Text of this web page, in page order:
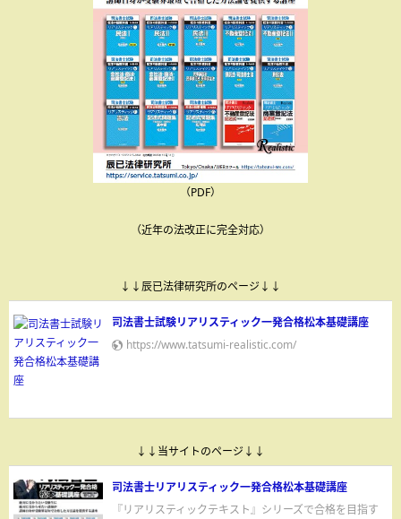
（PDF）
（近年の法改正に完全対応）
↓↓辰已法律研究所のページ↓↓
司法書士試験リアリスティック一発合格松本基礎講座
https://www.tatsumi-realistic.com/
↓↓当サイトのページ↓↓
司法書士リアリスティック一発合格松本基礎講座
『リアリスティックテキスト』シリーズで合格を目指す